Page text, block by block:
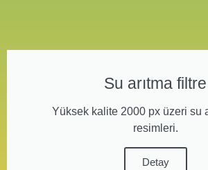
Su arıtma filtre
Yüksek kalite 2000 px üzeri su
resimleri.
Detay